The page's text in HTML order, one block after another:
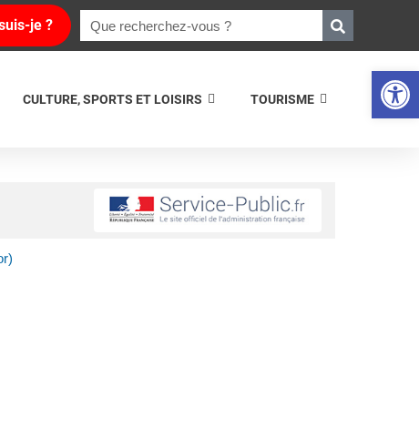
Ouvrir
je ?
CULTURE, SPORTS ET LOISIRS TOURISME